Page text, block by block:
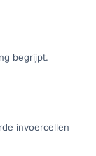
begrijpt.
invoercellen